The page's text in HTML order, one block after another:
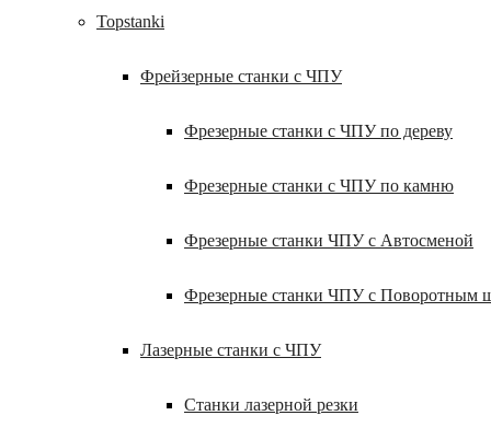
Topstanki
Фрейзерные станки с ЧПУ
Фрезерные станки с ЧПУ по дереву
Фрезерные станки с ЧПУ по камню
Фрезерные станки ЧПУ с Автосменой
Фрезерные станки ЧПУ с Поворотным
Лазерные станки с ЧПУ
Станки лазерной резки